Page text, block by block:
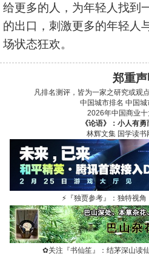
给更多的人，为年轻人找到
的出口，刺激更多的年轻人
场状态狂欢。
郑重声
凡排名测评，皆为一家之研究或观
中国城市排名 中国城
2026年中国商业
《论语》：小人有勇
林辉文集 国学读书
⚡ 『独贾参考』：独特视角
✿关注『书仙笙』：结茅深山读